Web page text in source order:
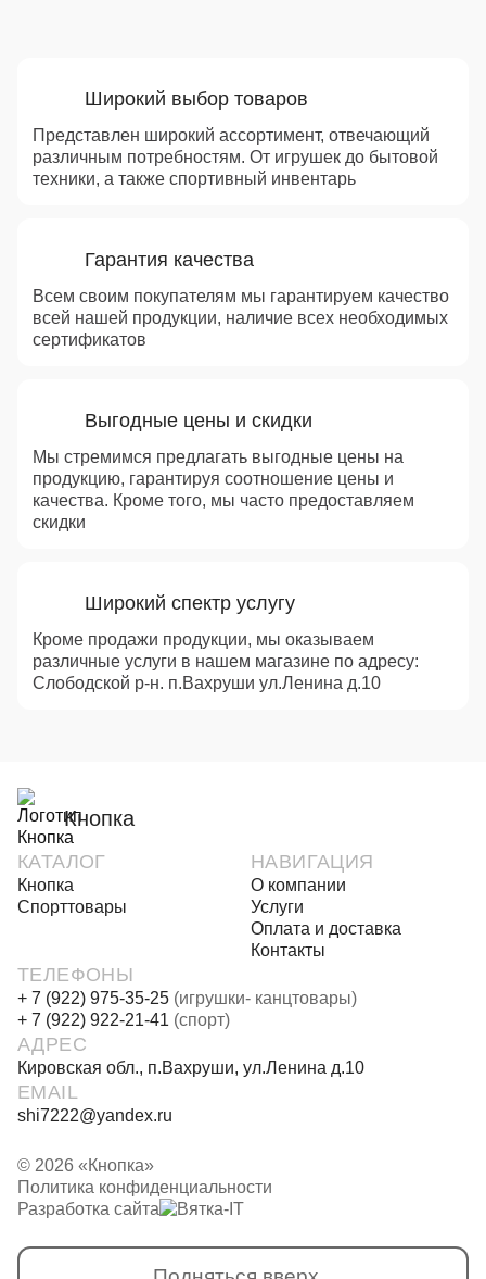
Широкий выбор товаров
Представлен широкий ассортимент, отвечающий
различным потребностям. От игрушек до бытовой
техники, а также спортивный инвентарь
Гарантия качества
Всем своим покупателям мы гарантируем качество
всей нашей продукции, наличие всех необходимых
сертификатов
Выгодные цены и скидки
Мы стремимся предлагать выгодные цены на
продукцию, гарантируя соотношение цены и
качества. Кроме того, мы часто предоставляем
скидки
Широкий спектр услугу
Кроме продажи продукции, мы оказываем
различные услуги в нашем магазине по адресу:
Слободской р-н. п.Вахруши ул.Ленина д.10
Кнопка
КАТАЛОГ
Кнопка
Спорттовары
НАВИГАЦИЯ
О компании
Услуги
Оплата и доставка
Контакты
ТЕЛЕФОНЫ
+ 7 (922) 975-35-25 (игрушки- канцтовары)
+ 7 (922) 922-21-41 (спорт)
АДРЕС
Кировская обл., п.Вахруши, ул.Ленина д.10
EMAIL
shi7222@yandex.ru
© 2026 «Кнопка»
Политика конфиденциальности
Разработка сайта